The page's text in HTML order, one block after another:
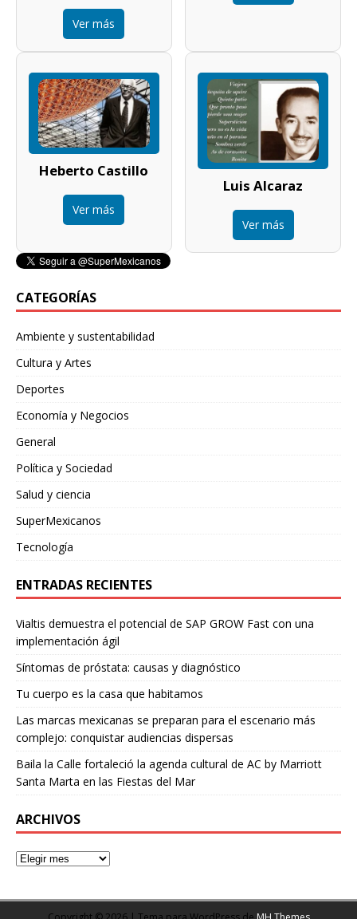
Ver más
Heberto Castillo
Ver más
Luis Alcaraz
Ver más
CATEGORÍAS
Ambiente y sustentabilidad
Cultura y Artes
Deportes
Economía y Negocios
General
Política y Sociedad
Salud y ciencia
SuperMexicanos
Tecnología
ENTRADAS RECIENTES
Vialtis demuestra el potencial de SAP GROW Fast con una
implementación ágil
Síntomas de próstata: causas y diagnóstico
Tu cuerpo es la casa que habitamos
Las marcas mexicanas se preparan para el escenario más
complejo: conquistar audiencias dispersas
Baila la Calle fortaleció la agenda cultural de AC by Marriott
Santa Marta en las Fiestas del Mar
ARCHIVOS